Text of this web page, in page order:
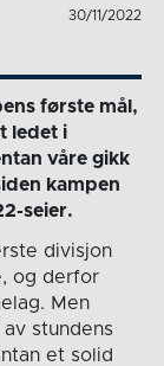
30/11/2022
første mål,
ledet i
våre gikk
kampen
seier.
divisjon
og derfor
Men
stundens
et solid